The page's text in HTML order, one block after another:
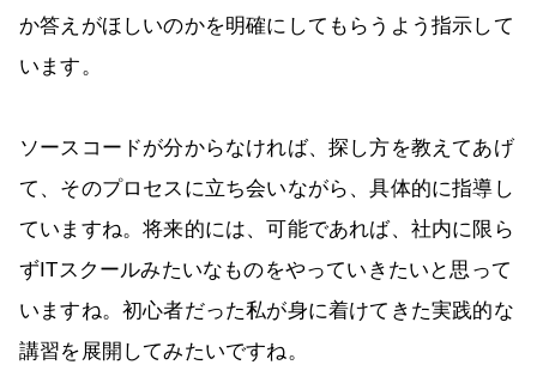
か答えがほしいのかを明確にしてもらうよう指示して
います。
ソースコードが分からなければ、探し方を教えてあげ
て、そのプロセスに立ち会いながら、具体的に指導し
ていますね。将来的には、可能であれば、社内に限ら
ずITスクールみたいなものをやっていきたいと思って
いますね。初心者だった私が身に着けてきた実践的な
講習を展開してみたいですね。